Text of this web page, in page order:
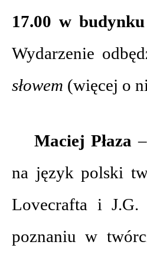
17.00 w
Wydarzenie
słowem (więcej o
Maciej Płaza
na język polski
Lovecrafta i J.G.
poznaniu w